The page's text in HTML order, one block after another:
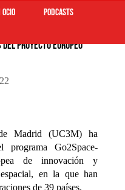
ocio podcasts
del proyecto europeo
Madrid (UC3M) ha
programa Go2Space-
de innovación y
en la que han
de 39 países.